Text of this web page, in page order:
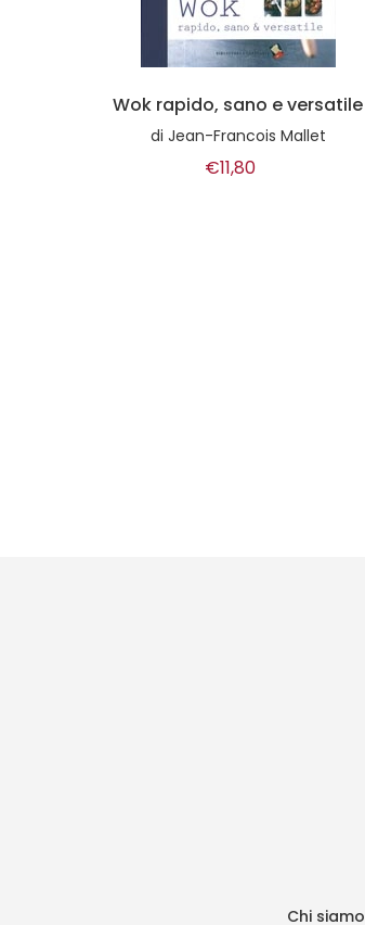
Profumi dal forno. Ciambelle,
plum cake, brioche, torte da
forno, pani speciali
Omar Busi
Chi siamo